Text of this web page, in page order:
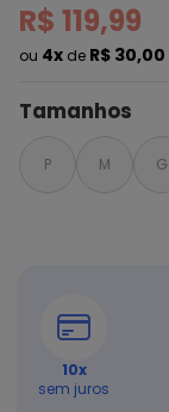
R$ 119,99
ou 4x de R$ 30,00
Tamanhos
P M G
10x
sem juros